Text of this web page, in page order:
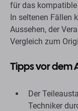
für das
In seltenen Fällen
Aussehen, der
Vergleich zum
Tipps vor dem
Der
Techniker